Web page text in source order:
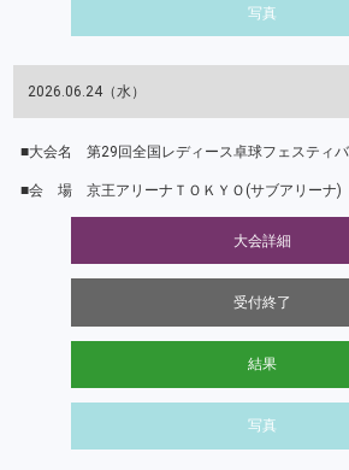
写真
2026.06.24（水）
第29回全国レディース卓球フェスティ
京王アリーナＴＯＫＹＯ(サブアリーナ)
大会詳細
受付終了
結果
写真